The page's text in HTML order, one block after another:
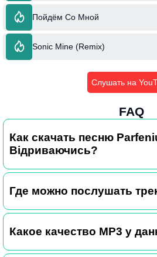
Пойдём Со Мной
Sonic Mine (Remix)
Слушать на
FAQ
Как скачать песню
Відриваючись?
Где можно послушать
Какое качество MP3 у